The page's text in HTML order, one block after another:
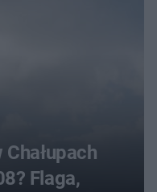
Chałupach
Flaga,